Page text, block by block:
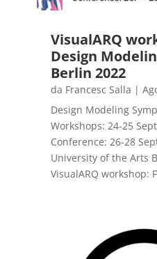
VisualARQ
Design
Berlin 2022
da Francesc Salla |
Design Modeling
Workshops: 24-25
Conference: 26-28
University of the Arts
VisualARQ workshop: